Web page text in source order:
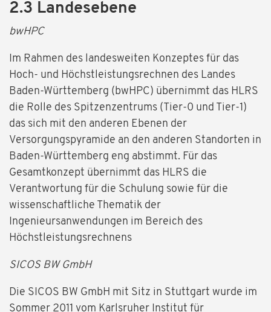
2.3 Landesebene
bwHPC
Im Rahmen des landesweiten Konzeptes für das
Hoch- und Höchstleistungsrechnen des Landes
Baden-Württemberg (bwHPC) übernimmt das HLRS
die Rolle des Spitzenzentrums (Tier-0 und Tier-1)
das sich mit den anderen Ebenen der
Versorgungspyramide an den anderen Standorten in
Baden-Württemberg eng abstimmt. Für das
Gesamtkonzept übernimmt das HLRS die
Verantwortung für die Schulung sowie für die
wissenschaftliche Thematik der
Ingenieursanwendungen im Bereich des
Höchstleistungsrechnens
SICOS BW GmbH
Die SICOS BW GmbH mit Sitz in Stuttgart wurde im
Sommer 2011 vom Karlsruher Institut für